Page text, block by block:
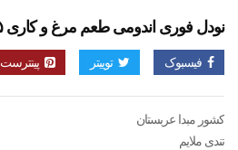
نودل فوری اندومی طعم مرغ و کاری ۷۵ گرمی
فیسبوک توییتر پینترست
کشور مبدا عربستان
تندی ملایم